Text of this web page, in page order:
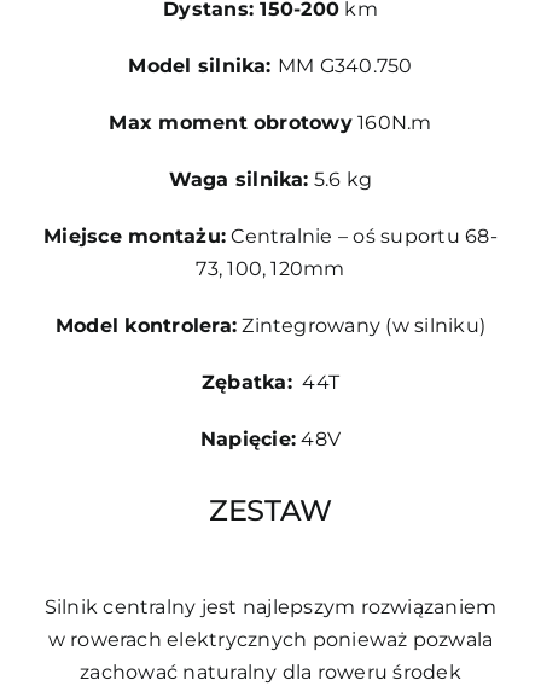
Dystans: 150-200 km
Model silnika: MM G340.750
Max moment obrotowy160N.m
Waga silnika: 5.6 kg
Miejsce montażu: Centralnie – oś suportu 68-
73, 100, 120mm
Model kontrolera: Zintegrowany (w silniku)
Zębatka:44T
Napięcie: 48V
ZESTAW
Silnik centralny jest najlepszym rozwiązaniem
w rowerach elektrycznych ponieważ pozwala
zachować naturalny dla roweru środek